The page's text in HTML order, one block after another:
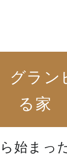
グラン
る家
始まっ